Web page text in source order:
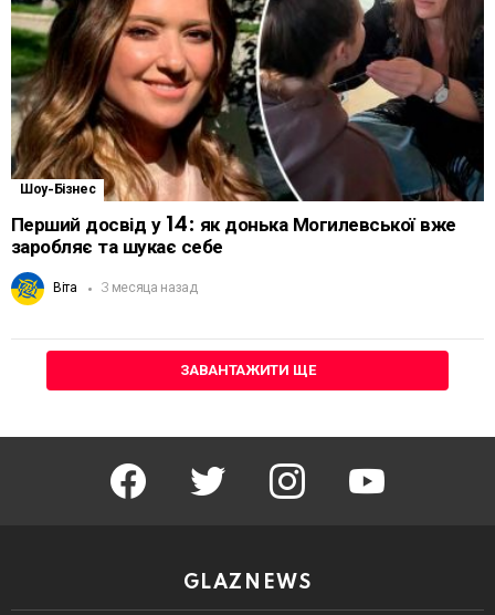
Шоу-Бізнес
Перший досвід у 14: як донька Могилевської вже
заробляє та шукає себе
Віта 3 месяца назад
ЗАВАНТАЖИТИ ЩЕ
facebook twitter instagram youtube
GLAZNEWS